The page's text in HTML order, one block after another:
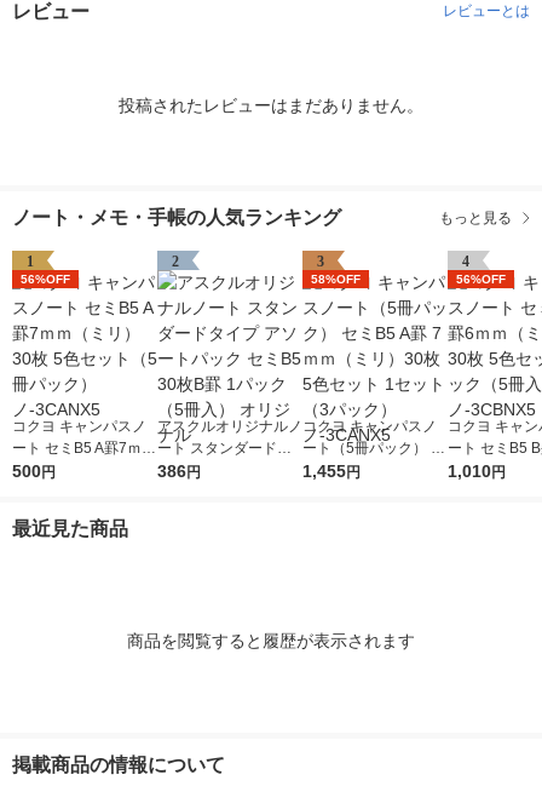
レビュー レビューとは
投稿されたレビューはまだありません。
ノート・メモ・手帳の人気ランキング もっと見る
1
56%OFF
コクヨ キャンパスノ
ート セミB5 A罫7ｍｍ
（ミリ） 30枚 5色セ
500円
2
アスクルオリジナルノ
ート スタンダードタ
イプ アソートパック
386円
3
58%OFF
コクヨ キャンパスノ
ート（5冊パック） セ
ミB5 A罫 7ｍｍ（ミ
1,455円
4
56%OFF
コクヨ キャ
ート セミB5
（ミリ） 30
1,010円
最近見た商品
商品を閲覧すると履歴が表示されます
掲載商品の情報について